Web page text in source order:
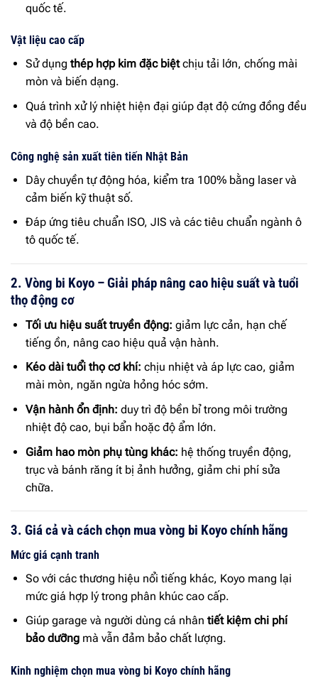
quốc tế.
Vật liệu cao cấp
Sử dụng thép hợp kim đặc biệtchịu tải lớn, chống mài
mòn và biến dạng.
Quá trình xử lý nhiệt hiện đại giúp đạt độ cứng đồng đều
và độ bền cao.
Công nghệ sản xuất tiên tiến Nhật Bản
Dây chuyền tự động hóa, kiểm tra 100% bằng laser và
cảm biến kỹ thuật số.
Đáp ứng tiêu chuẩn ISO, JIS và các tiêu chuẩn ngành ô
tô quốc tế.
2. Vòng bi Koyo – Giải pháp nâng cao hiệu suất và tuổi
thọ động cơ
Tối ưu hiệu suất truyền động: giảm lực cản, hạn chế
tiếng ồn, nâng cao hiệu quả vận hành.
Kéo dài tuổi thọ cơ khí: chịu nhiệt và áp lực cao, giảm
mài mòn, ngăn ngừa hỏng hóc sớm.
Vận hành ổn định: duy trì độ bền bỉ trong môi trường
nhiệt độ cao, bụi bẩn hoặc độ ẩm lớn.
Giảm hao mòn phụ tùng khác: hệ thống truyền động,
trục và bánh răng ít bị ảnh hưởng, giảm chi phí sửa
chữa.
3. Giá cả và cách chọn mua vòng bi Koyo chính hãng
Mức giá cạnh tranh
So với các thương hiệu nổi tiếng khác, Koyo mang lại
mức giá hợp lý trong phân khúc cao cấp.
Giúp garage và người dùng cá nhân tiết kiệm chi phí
bảo dưỡngmà vẫn đảm bảo chất lượng.
Kinh nghiệm chọn mua vòng bi Koyo chính hãng